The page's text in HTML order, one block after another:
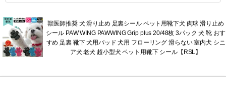
獣医師推奨 犬 滑り止め 足裏シール ペット用靴下犬 肉球 滑り止め
シール PAW WING PAWWING Grip plus 20/48枚 3パック 犬 靴 おす
すめ 足裏 靴下 犬用パッド 犬用 フローリング 滑らない 室内犬 シニ
ア犬 老犬 超小型犬 ペット用靴下 シール【RSL】